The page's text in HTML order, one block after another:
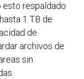
esto respaldado
1 TB de
de
archivos de
sin